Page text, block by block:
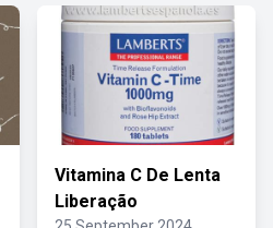
Vitamina C De Lenta
Liberação